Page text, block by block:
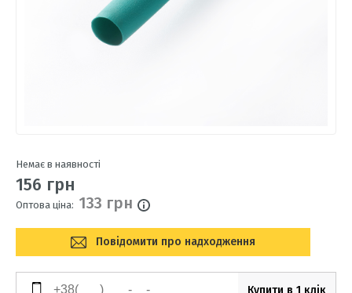
Немає в наявності
156 грн
Оптова ціна: 133 грн
Повідомити про надходження
Купити в 1 клік